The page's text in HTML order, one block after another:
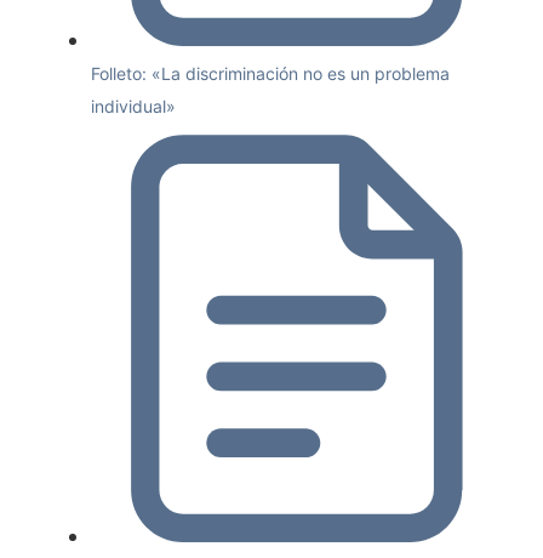
Folleto: «La discriminación no es un problema
individual»